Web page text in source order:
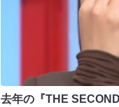
去年の『THE